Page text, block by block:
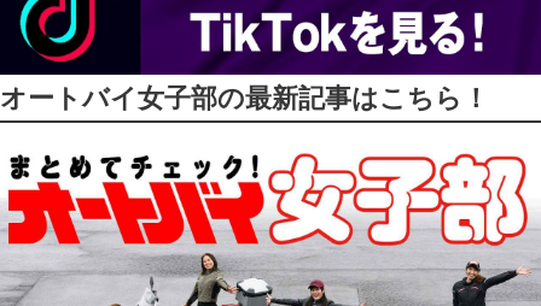
オートバイ女子部の最新記事はこちら！